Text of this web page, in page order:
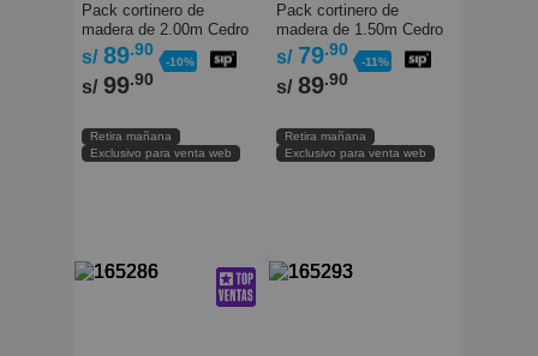
Pack cortinero de
madera de 2.00m Cedro
Orange
s/ 89.90
-10%
s/ 99.90
Retira mañana
Exclusivo para venta web
Pack cortinero de
madera de 1.50m Cedro
Orange
s/ 79.90
-11%
s/ 89.90
Retira mañana
Exclusivo para venta web